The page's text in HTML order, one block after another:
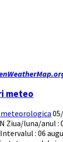
meteo
Ziua/luna/anul :
: 06